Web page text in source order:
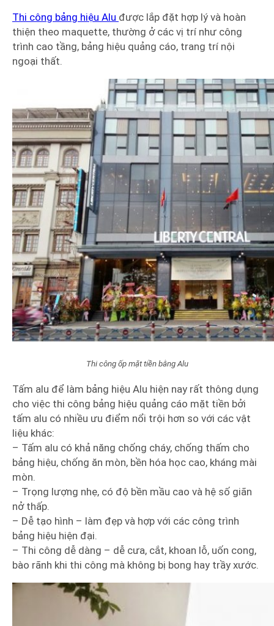
Thi công bảng hiệu Alu được lắp đặt hợp lý và hoàn
thiện theo maquette, thường ở các vị trí như công
trình cao tầng, bảng hiệu quảng cáo, trang trí nội
ngoại thất.
Thi công ốp mặt tiền bằng Alu
Tấm alu để làm bảng hiệu Alu hiện nay rất thông dụng
cho việc thi công bảng hiệu quảng cáo mặt tiền bởi
tấm alu có nhiều ưu điểm nổi trội hơn so với các vật
liệu khác:
– Tấm alu có khả năng chống cháy, chống thấm cho
bảng hiệu, chống ăn mòn, bền hóa học cao, kháng mài
mòn.
– Trọng lượng nhẹ, có độ bền mầu cao và hệ số giãn
nở thấp.
– Dễ tạo hình – làm đẹp và hợp với các công trình
bảng hiệu hiện đại.
– Thi công dễ dàng – dễ cưa, cắt, khoan lỗ, uốn cong,
bào rãnh khi thi công mà không bị bong hay trầy xước.